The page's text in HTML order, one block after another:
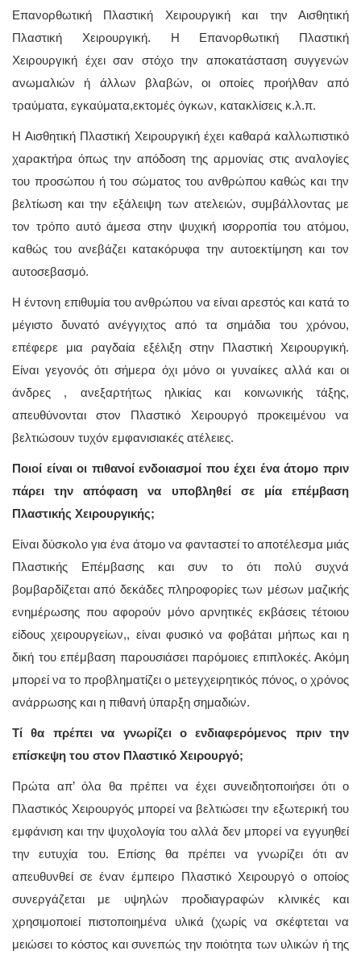
Επανορθωτική Πλαστική Χειρουργική και την Αισθητική
Πλαστική Χειρουργική. Η Επανορθωτική Πλαστική
Χειρουργική έχει σαν στόχο την αποκατάσταση συγγενών
ανωμαλιών ή άλλων βλαβών, οι οποίες προήλθαν από
τραύματα, εγκαύματα,εκτομές όγκων, κατακλίσεις κ.λ.π.
Η Αισθητική Πλαστική Χειρουργική έχει καθαρά καλλωπιστικό
χαρακτήρα όπως την απόδοση της αρμονίας στις αναλογίες
του προσώπου ή του σώματος του ανθρώπου καθώς και την
βελτίωση και την εξάλειψη των ατελειών, συμβάλλοντας με
τον τρόπο αυτό άμεσα στην ψυχική ισορροπία του ατόμου,
καθώς του ανεβάζει κατακόρυφα την αυτοεκτίμηση και τον
αυτοσεβασμό.
Η έντονη επιθυμία του ανθρώπου να είναι αρεστός και κατά το
μέγιστο δυνατό ανέγγιχτος από τα σημάδια του χρόνου,
επέφερε μια ραγδαία εξέλιξη στην Πλαστική Χειρουργική.
Είναι γεγονός ότι σήμερα όχι μόνο οι γυναίκες αλλά και οι
άνδρες , ανεξαρτήτως ηλικίας και κοινωνικής τάξης,
απευθύνονται στον Πλαστικό Χειρουργό προκειμένου να
βελτιώσουν τυχόν εμφανισιακές ατέλειες.
Ποιοί είναι οι πιθανοί ενδοιασμοί που έχει ένα άτομο πριν
πάρει την απόφαση να υποβληθεί σε μία επέμβαση
Πλαστικής Χειρουργικής;
Είναι δύσκολο για ένα άτομο να φανταστεί το αποτέλεσμα μιάς
Πλαστικής Επέμβασης και συν το ότι πολύ συχνά
βομβαρδίζεται από δεκάδες πληροφορίες των μέσων μαζικής
ενημέρωσης που αφορούν μόνο αρνητικές εκβάσεις τέτοιου
είδους χειρουργείων,, είναι φυσικό να φοβάται μήπως και η
δική του επέμβαση παρουσιάσει παρόμοιες επιπλοκές. Ακόμη
μπορεί να το προβληματίζει ο μετεγχειρητικός πόνος, ο χρόνος
ανάρρωσης και η πιθανή ύπαρξη σημαδιών.
Τί θα πρέπει να γνωρίζει ο ενδιαφερόμενος πριν την
επίσκεψη του στον Πλαστικό Χειρουργό;
Πρώτα απ’ όλα θα πρέπει να έχει συνειδητοποιήσει ότι ο
Πλαστικός Χειρουργός μπορεί να βελτιώσει την εξωτερική του
εμφάνιση και την ψυχολογία του αλλά δεν μπορεί να εγγυηθεί
την ευτυχία του. Επίσης θα πρέπει να γνωρίζει ότι αν
απευθυνθεί σε έναν έμπειρο Πλαστικό Χειρουργό ο οποίος
συνεργάζεται με υψηλών προδιαγραφών κλινικές και
χρησιμοποιεί πιστοποιημένα υλικά (χωρίς να σκέφτεται να
μειώσει το κόστος και συνεπώς την ποιότητα των υλικών ή της